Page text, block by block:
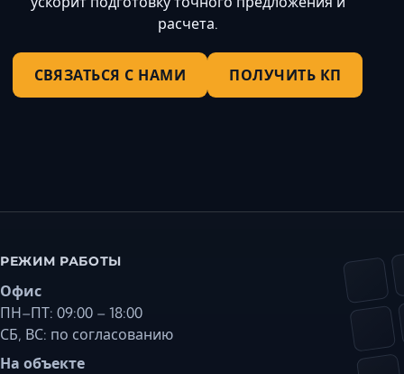
расчета.
СВЯЗАТЬСЯ С НАМИ ПОЛУЧИТЬ КП
РЕЖИМ РАБОТЫ
Офис
ПН–ПТ: 09:00 – 18:00
СБ, ВС: по согласованию
На объекте